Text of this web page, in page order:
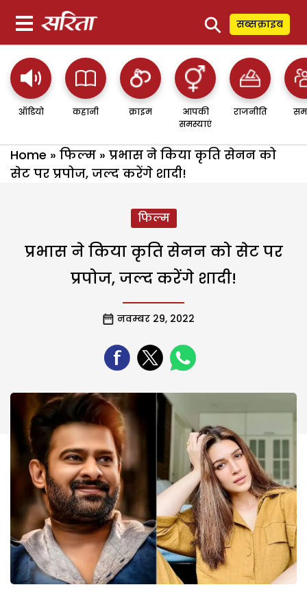
⚲ सब्सक्राइब
ऑडियो कहानी क्राइम
आपकी
समस्याएं
राजनीति
Home » फिल्म » प्रभास ने किया कृति सेनन को
सेट पर प्रपोज, जल्द करेंगे शादी!
फिल्म
प्रभास ने किया कृति सेनन को सेट पर
प्रपोज, जल्द करेंगे शादी!
नवम्बर 29, 2022